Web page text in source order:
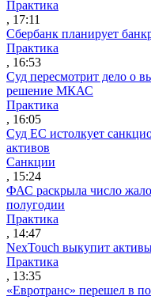
Практика
, 17:11
Сбербанк планирует
Практика
, 16:53
Суд пересмотрит дело о
решение МКАС
Практика
, 16:05
Суд ЕС истолкует
активов
Санкции
, 15:24
ФАС раскрыла число
полугодии
Практика
, 14:47
NexTouch выкупит
Практика
, 13:35
«Евротранс» перешел в